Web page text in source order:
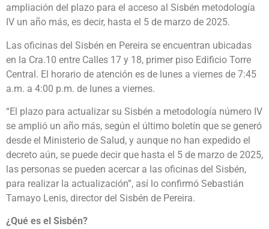
ampliación del plazo para el acceso al Sisbén metodología
IV un año más, es decir, hasta el 5 de marzo de 2025.
Las oficinas del Sisbén en Pereira se encuentran ubicadas
en la Cra.10 entre Calles 17 y 18, primer piso Edificio Torre
Central. El horario de atención es de lunes a viernes de 7:45
a.m. a 4:00 p.m. de lunes a viernes.
“El plazo para actualizar su Sisbén a metodología número IV
se amplió un año más, según el último boletín que se generó
desde el Ministerio de Salud, y aunque no han expedido el
decreto aún, se puede decir que hasta el 5 de marzo de 2025,
las personas se pueden acercar a las oficinas del Sisbén,
para realizar la actualización”, así lo confirmó Sebastián
Tamayo Lenis, director del Sisbén de Pereira.
¿Qué es el Sisbén?